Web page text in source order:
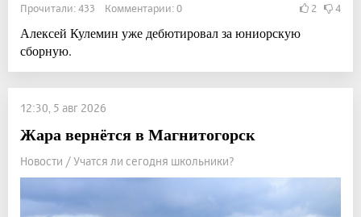
Прочитали: 433 Комментарии: 0 2 4
Алексей Кулемин уже дебютировал за юниорскую
сборную.
12:30, 5 авг 2026
Жара вернётся в Магнитогорск
Новости / Учатся ли сегодня школьники?